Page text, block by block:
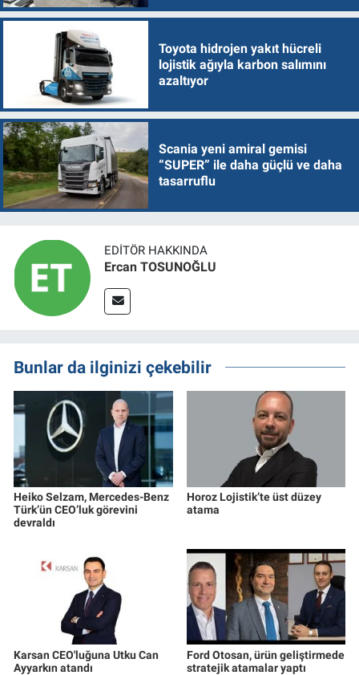
Toyota hidrojen yakıt hücreli
lojistik ağıyla karbon salımını
azaltıyor
Scania yeni amiral gemisi
“SUPER” ile daha güçlü ve daha
tasarruflu
EDITÖR HAKKINDA
Ercan TOSUNOĞLU
Bunlar da ilginizi çekebilir
Heiko Selzam, Mercedes-Benz
Türk’ün CEO’luk görevini
devraldı
Horoz Lojistik’te üst düzey
atama
Karsan CEO'luğuna Utku Can
Ayyarkın atandı
Ford Otosan, ürün geliştirmede
stratejik atamalar yaptı